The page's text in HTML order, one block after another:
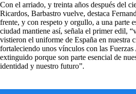
Con el arriado, y treinta años después del
Ricardos, Barbastro vuelve, destaca
frente, y con respeto y orgullo, a una parte
ciudad mantiene así, señala el primer edil,
vistieron el uniforme de España en nuestra
fortaleciendo unos vínculos con las Fuerzas
extinguido porque son parte esencial de
identidad y nuestro futuro”.